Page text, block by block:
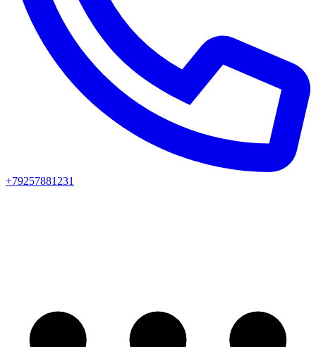
+79257881231